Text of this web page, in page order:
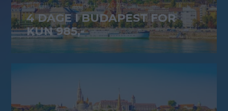
5. AUGUST 2026
4 DAGE I BUDAPEST FOR
KUN 985,-